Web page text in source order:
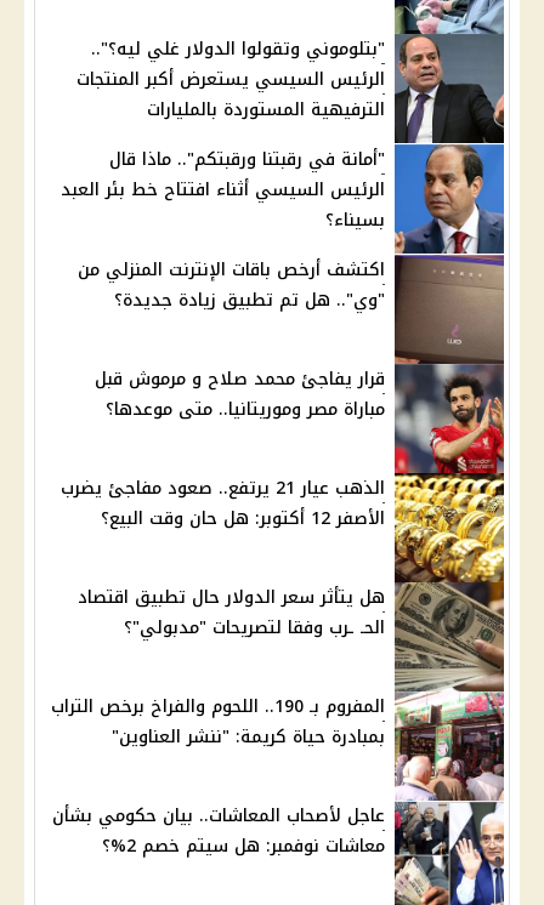
"بتلوموني وتقولوا الدولار غلي ليه؟"..
الرئيس السيسي يستعرض أكبر المنتجات
الترفيهية المستوردة بالمليارات
"أمانة في رقبتنا ورقبتكم".. ماذا قال
الرئيس السيسي أثناء افتتاح خط بئر العبد
بسيناء؟
اكتشف أرخص باقات الإنترنت المنزلي من
"وي".. هل تم تطبيق زيادة جديدة؟
قرار يفاجئ محمد صلاح و مرموش قبل
مباراة مصر وموريتانيا.. متى موعدها؟
الذهب عيار 21 يرتفع.. صعود مفاجئ يضرب
الأصفر 12 أكتوبر: هل حان وقت البيع؟
هل يتأثر سعر الدولار حال تطبيق اقتصاد
الحـ ـرب وفقا لتصريحات "مدبولي"؟
المفروم بـ 190.. اللحوم والفراخ برخص التراب
بمبادرة حياة كريمة: "ننشر العناوين"
عاجل لأصحاب المعاشات.. بيان حكومي بشأن
معاشات نوفمبر: هل سيتم خصم 2%؟